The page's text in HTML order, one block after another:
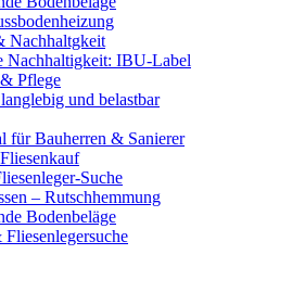
Nachhaltgkeit
Nachhaltigkeit: IBU-Label
Pflege
und belastbar
für Bauherren & Sanierer
Suche
– Rutschhemmung
Bodenbeläge